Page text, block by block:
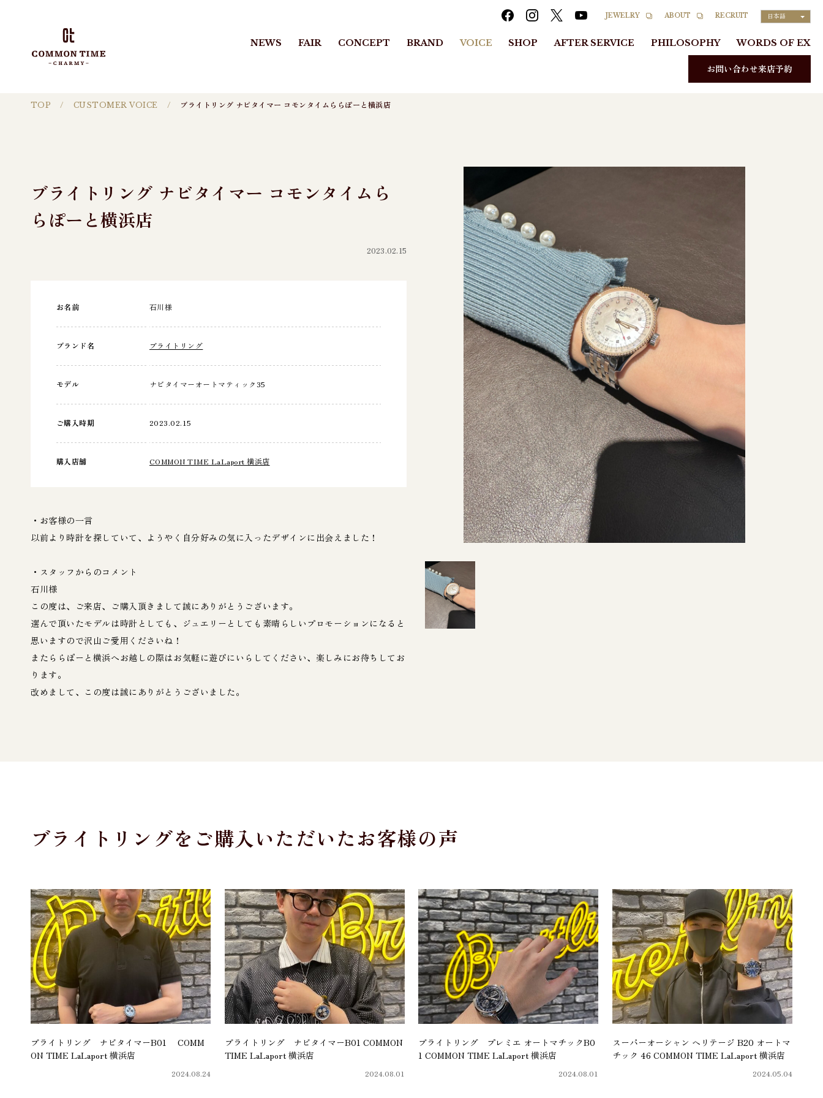
JEWELRY ABOUT RECRUIT 日本語
NEWS FAIR CONCEPT BRAND VOICE SHOP AFTER SERVICE PHILOSOPHY WORDS OF EX
お問い合わせ来店予約
TOP CUSTOMER VOICE ブライトリング ナビタイマー コモンタイムららぽーと横浜店
ブライトリング ナビタイマー コモンタイムら
らぽーと横浜店
2023.02.15
お名前 石川様
ブランド名 ブライトリング
モデル ナビタイマーオートマティック35
ご購入時期 2023.02.15
購入店舗 COMMON TIME LaLaport 横浜店
・お客様の一言
以前より時計を探していて、ようやく自分好みの気に入ったデザインに出会えました！
・スタッフからのコメント
石川様
この度は、ご来店、ご購入頂きまして誠にありがとうございます。
選んで頂いたモデルは時計としても、ジュエリーとしても素晴らしいプロモーションになると
思いますので沢山ご愛用くださいね！
またららぽーと横浜へお越しの際はお気軽に遊びにいらしてください、楽しみにお待ちしてお
ります。
改めまして、この度は誠にありがとうございました。
ブライトリングをご購入いただいたお客様の声
ブライトリング ナビタイマーB01 COMM
ON TIME LaLaport 横浜店
2024.08.24
ブライトリング ナビタイマーB01 COMMON
TIME LaLaport 横浜店
2024.08.01
ブライトリング プレミエ オートマチックB0
1 COMMON TIME LaLaport 横浜店
2024.08.01
スーパーオーシャン ヘリテージ B20 オートマ
チック 46 COMMON TIME LaLaport 横浜店
2024.05.04